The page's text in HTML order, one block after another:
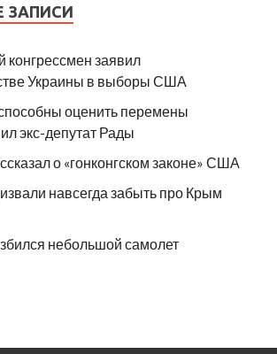
ЗАПИСИ
конгрессмен заявил
Украины в выборы США
оценить перемены
экс-депутат Рады
о «гонконгском законе» США
навсегда забыть про Крым
небольшой самолет